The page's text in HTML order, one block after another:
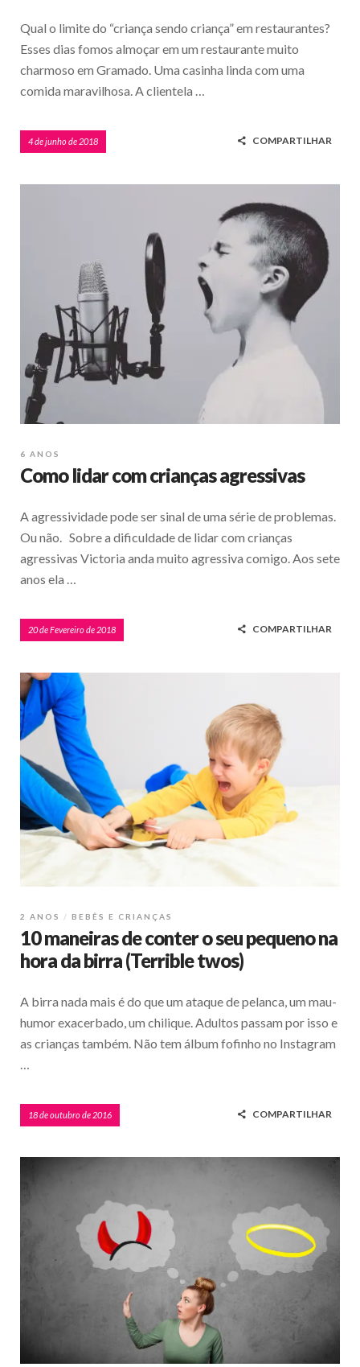
Qual o limite do “criança sendo criança” em restaurantes?
Esses dias fomos almoçar em um restaurante muito
charmoso em Gramado. Uma casinha linda com uma
comida maravilhosa. A clientela …
4 de junho de 2018 COMPARTILHAR
6 ANOS
Como lidar com crianças agressivas
A agressividade pode ser sinal de uma série de problemas.
Ou não. Sobre a dificuldade de lidar com crianças
agressivas Victoria anda muito agressiva comigo. Aos sete
anos ela …
20 de Fevereiro de 2018 COMPARTILHAR
2 ANOS BEBÊS E CRIANÇAS
10 maneiras de conter o seu pequeno na
hora da birra (Terrible twos)
A birra nada mais é do que um ataque de pelanca, um mau-
humor exacerbado, um chilique. Adultos passam por isso e
as crianças também. Não tem álbum fofinho no Instagram
18 de outubro de 2016 COMPARTILHAR